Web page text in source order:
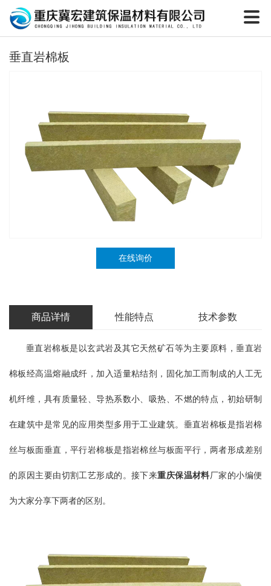
垂直岩棉板
在线询价
商品详情 性能特点 技术参数
垂直岩棉板是以玄武岩及其它天然矿石等为主要原料，垂直岩
棉板经高温熔融成纤，加入适量粘结剂，固化加工而制成的人工无
机纤维，具有质量轻、导热系数小、吸热、不燃的特点，初始研制
在建筑中是常见的应用类型多用于工业建筑。垂直岩棉板是指岩棉
丝与板面垂直，平行岩棉板是指岩棉丝与板面平行，两者形成差别
的原因主要由切割工艺形成的。接下来重庆保温材料厂家的小编便
为大家分享下两者的区别。